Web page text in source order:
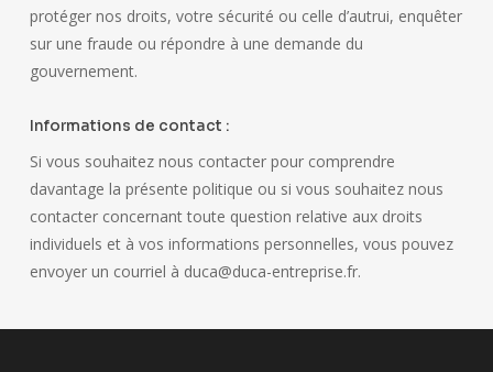
protéger nos droits, votre sécurité ou celle d’autrui, enquêter
sur une fraude ou répondre à une demande du
gouvernement.
Informations de contact :
Si vous souhaitez nous contacter pour comprendre
davantage la présente politique ou si vous souhaitez nous
contacter concernant toute question relative aux droits
individuels et à vos informations personnelles, vous pouvez
envoyer un courriel à duca@duca-entreprise.fr.